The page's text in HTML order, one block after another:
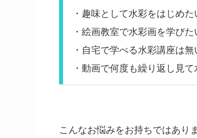
・趣味として水彩をはじめた
・絵画教室で水彩画を学び
・自宅で学べる水彩講座は無
・動画で何度も繰り返し見て
こんなお悩みをお持ちではあり